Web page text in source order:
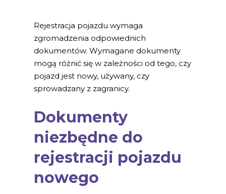
Rejestracja pojazdu wymaga
zgromadzenia odpowiednich
dokumentów. Wymagane dokumenty
mogą różnić się w zależności od tego, czy
pojazd jest nowy, używany, czy
sprowadzany z zagranicy.
Dokumenty
niezbędne do
rejestracji pojazdu
nowego